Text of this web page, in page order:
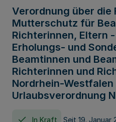
Verordnung über die
Mutterschutz für
Richterinnen, Eltern
Erholungs- und
Beamtinnen und
Richterinnen und
Nordrhein-
Urlaubsverordnung
In Kraft Seit 19. Januar